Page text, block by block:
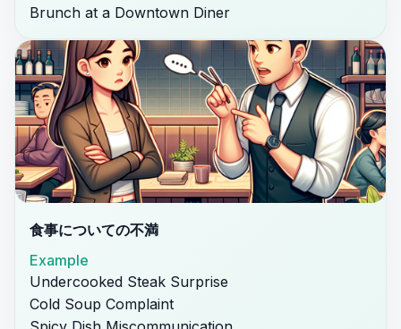
Brunch at a Downtown Diner
食事についての不満
Example
Undercooked Steak Surprise
Cold Soup Complaint